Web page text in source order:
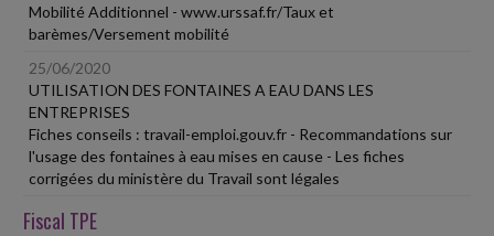
Mobilité Additionnel - www.urssaf.fr/Taux et
barèmes/Versement mobilité
25/06/2020
UTILISATION DES FONTAINES A EAU DANS LES
ENTREPRISES
Fiches conseils : travail-emploi.gouv.fr - Recommandations sur
l'usage des fontaines à eau mises en cause - Les fiches
corrigées du ministère du Travail sont légales
Fiscal TPE